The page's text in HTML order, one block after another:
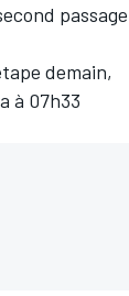
passage
demain,
à 07h33